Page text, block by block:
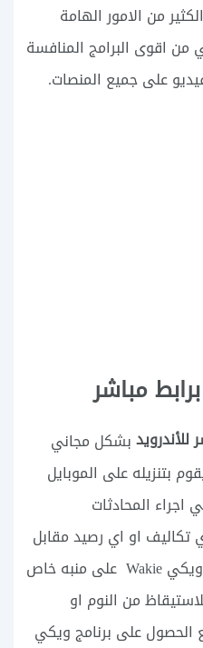
من الامور الهامة
من اقوى البرامج المنافسة
على جميع المنصات.
بشكل مجاني
بتنزيله على الموبايل
اجراء المحادثات
تكاليف او اي رصيد مقابل
هذه المكالمة، ويتميز برنامج ويكي Wakie على منبه خاص
من النوم او
على برنامج ويكي